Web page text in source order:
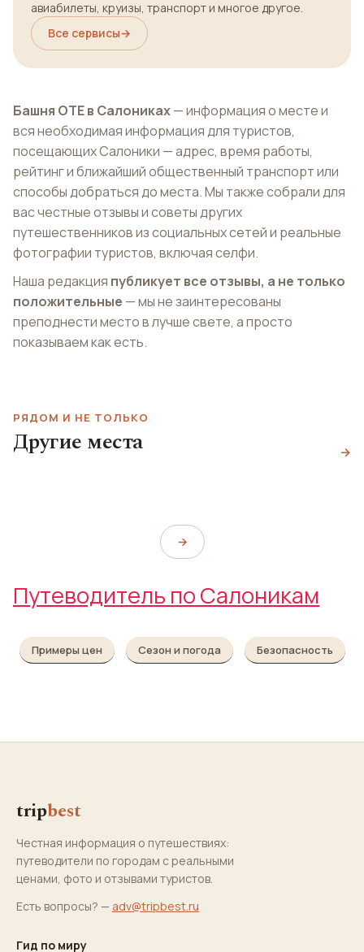
авиабилеты, круизы, транспорт и многое другое.
Все сервисы→
Башня OTE в Салониках— информация о месте и
вся необходимая информация для туристов,
посещающих Салоники — адрес, время работы,
рейтинг и ближайший общественный транспорт или
способы добраться до места. Мы также собрали для
вас честные отзывы и советы других
путешественников из социальных сетей и реальные
фотографии туристов, включая селфи.
Наша редакция публикует все отзывы, а не только
положительные — мы не заинтересованы
преподнести место в лучше свете, а просто
показываем как есть.
РЯДОМ И НЕ ТОЛЬКО
Другие места →
Базилика Святого
Димитрия
→
Путеводитель по Салоникам
Примеры цен Сезон и погода Безопасность
tripbest
Честная информация о путешествиях:
путеводители по городам с реальными
ценами, фото и отзывами туристов.
Есть вопросы? — adv@tripbest.ru
Гид по миру